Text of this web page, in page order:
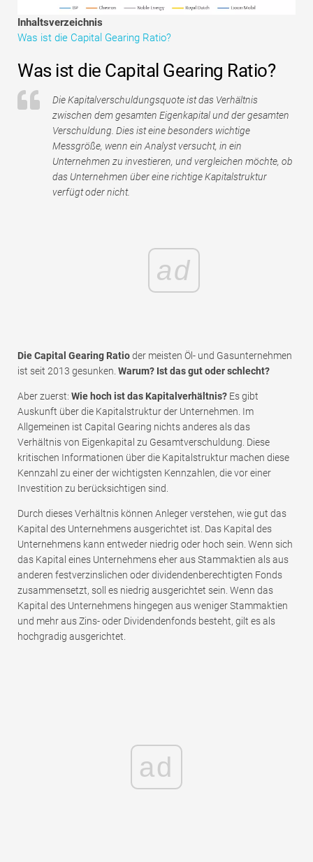
Tutorials zur Finanzmodellierung
Vollständige Form
Risikomanagement-Tutorials
Inhaltsverzeichnis
Was ist die Capital Gearing Ratio?
Was ist die Capital Gearing Ratio?
Die Kapitalverschuldungsquote ist das Verhältnis
zwischen dem gesamten Eigenkapital und der gesamten
Verschuldung. Dies ist eine besonders wichtige
Messgröße, wenn ein Analyst versucht, in ein
Unternehmen zu investieren, und vergleichen möchte, ob
das Unternehmen über eine richtige Kapitalstruktur
verfügt oder nicht.
ad
Die Capital Gearing Ratioder meisten Öl- und Gasunternehmen
ist seit 2013 gesunken. Warum? Ist das gut oder schlecht?
Aber zuerst: Wie hoch ist das Kapitalverhältnis? Es gibt
Auskunft über die Kapitalstruktur der Unternehmen. Im
Allgemeinen ist Capital Gearing nichts anderes als das
Verhältnis von Eigenkapital zu Gesamtverschuldung. Diese
kritischen Informationen über die Kapitalstruktur machen diese
Kennzahl zu einer der wichtigsten Kennzahlen, die vor einer
Investition zu berücksichtigen sind.
Durch dieses Verhältnis können Anleger verstehen, wie gut das
Kapital des Unternehmens ausgerichtet ist. Das Kapital des
Unternehmens kann entweder niedrig oder hoch sein. Wenn sich
das Kapital eines Unternehmens eher aus Stammaktien als aus
anderen festverzinslichen oder dividendenberechtigten Fonds
zusammensetzt, soll es niedrig ausgerichtet sein. Wenn das
Kapital des Unternehmens hingegen aus weniger Stammaktien
und mehr aus Zins- oder Dividendenfonds besteht, gilt es als
hochgradig ausgerichtet.
ad